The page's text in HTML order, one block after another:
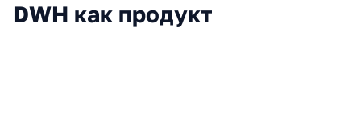
DWH как продукт